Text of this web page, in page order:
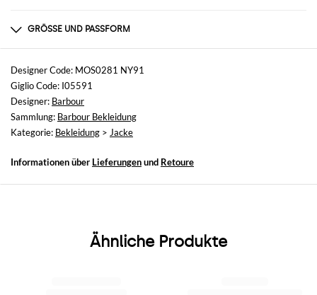
100%COTTON
GRÖSSE UND PASSFORM
Größen
nicht verfügbar
Größe und Passform
Normale Passform
Designer Code: MOS0281 NY91
Giglio Code: I05591
Designer: Barbour
Sammlung: Barbour Bekleidung
Kategorie: Bekleidung > Jacke
Informationen über Lieferungenund Retoure
Ähnliche Produkte